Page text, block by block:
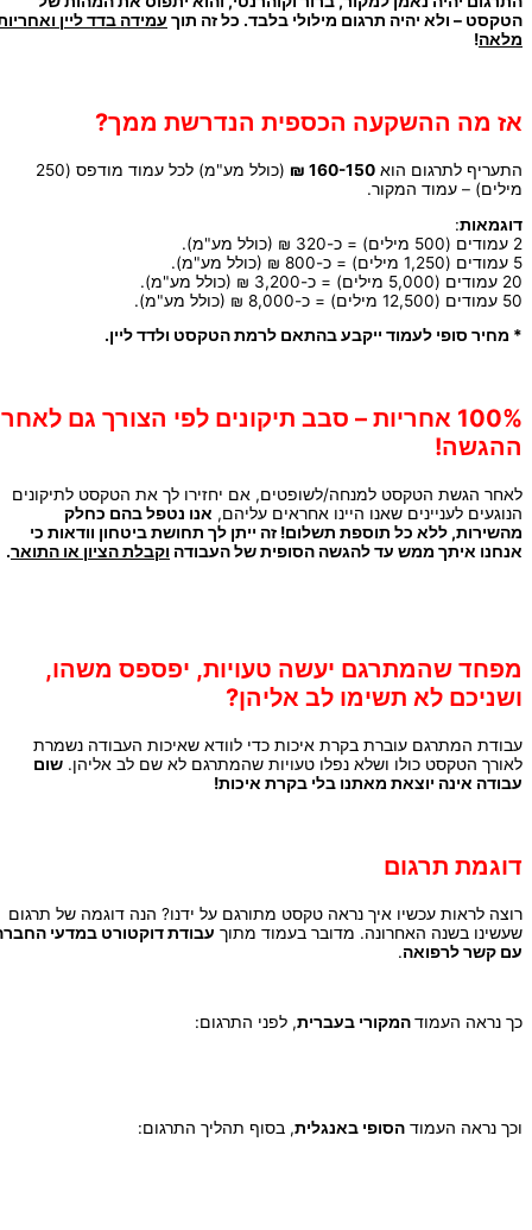
הטקסט – ולא יהיה תרגום מילולי בלבד. כל זה תוךעמידה בדד ליין ואחריות
מלאה!
אז מה ההשקעה הכספית הנדרשת ממך?
התעריף לתרגום הוא160-150 ₪
(כולל מע"מ) לכל עמוד מודפס (250
מילים) – עמוד המקור.
דוגמאות:
20 עמודים (5,000 מילים) = כ-3,200 ₪ (כולל מע"מ).
50 עמודים (12,500 מילים) = כ-8,000 ₪ (כולל מע"מ).
* מחיר סופי לעמוד ייקבע בהתאם לרמת הטקסט ולדד ליין.
100% אחריות – סבב תיקונים לפי הצורך גם לאחר
ההגשה!
לאחר הגשת הטקסט למנחה/לשופטים, אם יחזירו לך את הטקסט לתיקונים
הנוגעים לעניינים שאנו היינו אחראים עליהם,אנו נטפל בהם כחלק
מהשירות, ללא כל תוספת תשלום! זה ייתן לך תחושת ביטחון וודאות כי
אנחנו איתך ממש עד להגשה הסופית של העבודהוקבלת הציון או התואר.
מפחד שהמתרגם יעשה טעויות, יפספס משהו,
ושניכם לא תשימו לב אליהן?
עבודת המתרגם עוברת בקרת איכות כדי לוודא שאיכות העבודה נשמרת
לאורך הטקסט כולו ושלא נפלו טעויות שהמתרגם לא שם לב אליהן.שום
עבודה אינה יוצאת מאתנו בלי בקרת איכות!
דוגמת תרגום
רוצה לראות עכשיו איך נראה טקסט מתורגם על ידנו? הנה דוגמה של תרגום
שעשינו בשנה האחרונה. מדובר בעמוד מתוךעבודת דוקטורט במדעי החברה
עם קשר לרפואה.
כך נראה העמודהמקורי בעברית, לפני התרגום:
וכך נראה העמודהסופי באנגלית, בסוף תהליך התרגום: